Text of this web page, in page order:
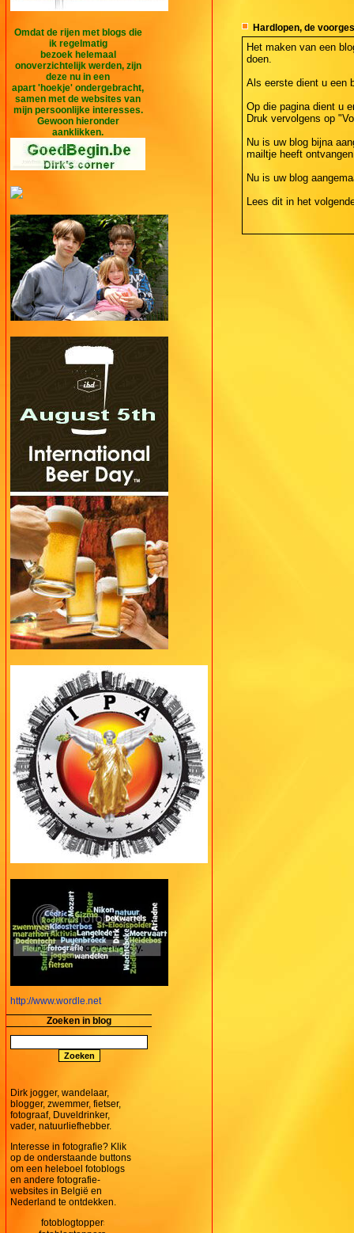
Omdat de rijen met blogs die
ik regelmatig
bezoek helemaal
onoverzichtelijk werden, zijn
deze nu in een
apart 'hoekje' ondergebracht,
samen met de websites van
mijn persoonlijke interesses.
Gewoon hieronder
aanklikken.
http://www.wordle.net
Zoeken in blog
Dirk jogger, wandelaar,
blogger, zwemmer, fietser,
fotograaf, Duveldrinker,
vader, natuurliefhebber.
Interesse in fotografie? Klik
op de onderstaande buttons
om een heleboel fotoblogs
en andere fotografie-
websites in België en
Nederland te ontdekken.
Hardlopen, de
Het maken van een
doen.
Als eerste dient u een
Op die pagina dient u
Druk vervolgens op
Nu is uw blog bijna
mailtje heeft
Nu is uw blog
Lees dit in het